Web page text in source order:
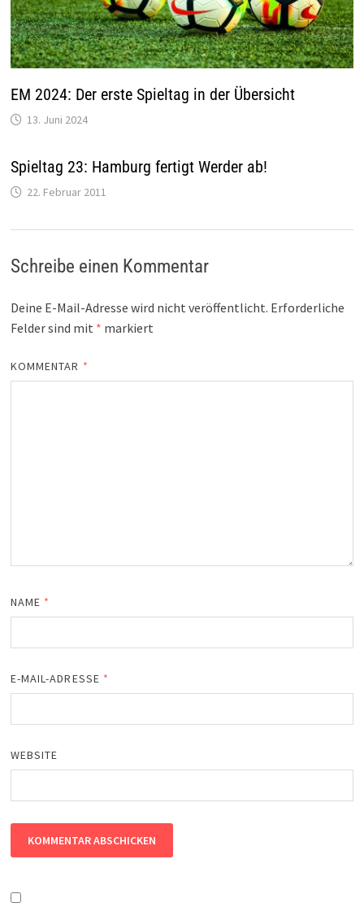
EM 2024: Der erste Spieltag in der Übersicht
13. Juni 2024
Spieltag 23: Hamburg fertigt Werder ab!
22. Februar 2011
Schreibe einen Kommentar
Deine E-Mail-Adresse wird nicht veröffentlicht. Erforderliche
Felder sind mit * markiert
KOMMENTAR *
NAME *
E-MAIL-ADRESSE *
WEBSITE